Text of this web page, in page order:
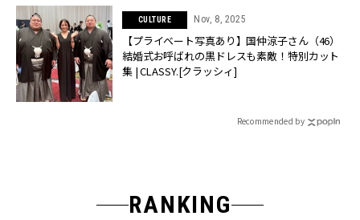
CULTURE Nov, 8, 2025
【プライベート写真あり】国仲涼子さん（46）
結婚式お呼ばれの黒ドレスも素敵！特別カット
集 | CLASSY.[クラッシィ]
Recommended by
RANKING